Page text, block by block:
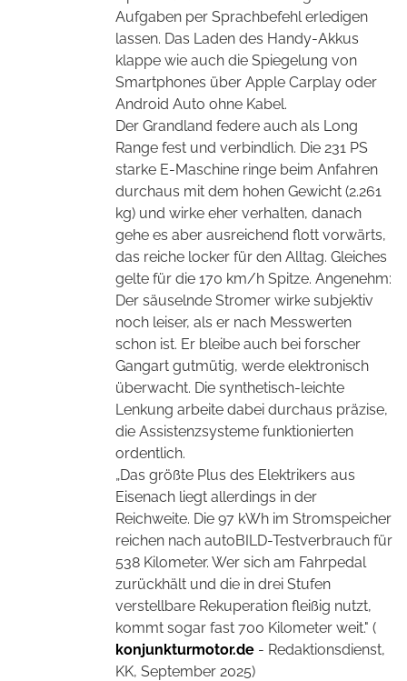
Aufgaben per Sprachbefehl erledigen
lassen. Das Laden des Handy-Akkus
klappe wie auch die Spiegelung von
Smartphones über Apple Carplay oder
Android Auto ohne Kabel.
Der Grandland federe auch als Long
Range fest und verbindlich. Die 231 PS
starke E-Maschine ringe beim Anfahren
durchaus mit dem hohen Gewicht (2.261
kg) und wirke eher verhalten, danach
gehe es aber ausreichend flott vorwärts,
das reiche locker für den Alltag. Gleiches
gelte für die 170 km/h Spitze. Angenehm:
Der säuselnde Stromer wirke subjektiv
noch leiser, als er nach Messwerten
schon ist. Er bleibe auch bei forscher
Gangart gutmütig, werde elektronisch
überwacht. Die synthetisch-leichte
Lenkung arbeite dabei durchaus präzise,
die Assistenzsysteme funktionierten
ordentlich.
„Das größte Plus des Elektrikers aus
Eisenach liegt allerdings in der
Reichweite. Die 97 kWh im Stromspeicher
reichen nach autoBILD-Testverbrauch für
538 Kilometer. Wer sich am Fahrpedal
zurückhält und die in drei Stufen
verstellbare Rekuperation fleißig nutzt,
kommt sogar fast 700 Kilometer weit." (
konjunkturmotor.de - Redaktionsdienst,
KK, September 2025)